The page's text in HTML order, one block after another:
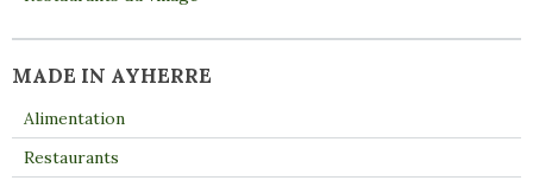
MADE IN AYHERRE
Alimentation
Restaurants